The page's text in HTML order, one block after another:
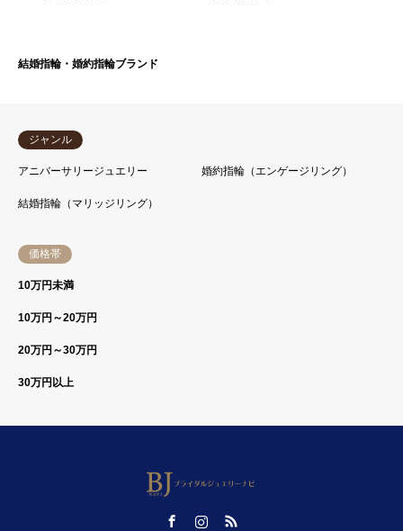
結婚指輪・婚約指輪ブランド
ジャンル
アニバーサリージュエリー 婚約指輪（エンゲージリング）
結婚指輪（マリッジリング）
価格帯
10万円未満
10万円～20万円
20万円～30万円
30万円以上